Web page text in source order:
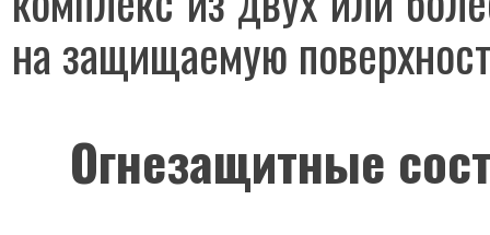
на защищаемую
Огнезащитные